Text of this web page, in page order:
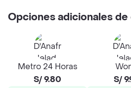
Opciones adicionales
Metro 24 Horas
S/ 9.80
S/